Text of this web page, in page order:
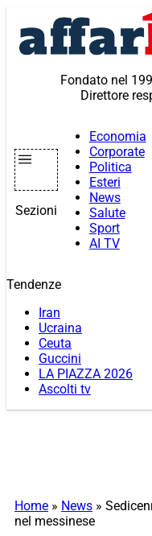
contenuto
Fondato nel
Direttore
Sezioni
Economia
Corporate
Politica
Esteri
News
Salute
Sport
AI TV
Tendenze
Iran
Ucraina
Ceuta
Guccini
LA PIAZZA 2026
Ascolti tv
Home » News »
nel messinese